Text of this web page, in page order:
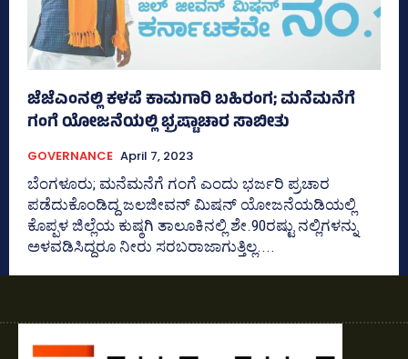
ಜೆಜೆಎಂನಲ್ಲಿ ಕಳಪೆ ಕಾಮಗಾರಿ ಬಹಿರಂಗ; ಮನೆಮನೆಗೆ
ಗಂಗೆ ಯೋಜನೆಯಲ್ಲಿ ಭ್ರಷ್ಟಾಚಾರ ಸಾಬೀತು
GOVERNANCE April 7, 2023
ಬೆಂಗಳೂರು; ಮನೆಮನೆಗೆ ಗಂಗೆ ಎಂದು ಭರ್ಜರಿ ಪ್ರಚಾರ
ಪಡೆದುಕೊಂಡಿದ್ದ ಜಲಜೀವನ್‌ ಮಿಷನ್‌ ಯೋಜನೆಯಡಿಯಲ್ಲಿ
ಕೊಪ್ಪಳ ಜಿಲ್ಲೆಯ ಕುಷ್ಠಗಿ ತಾಲೂಕಿನಲ್ಲಿ ಶೇ.90ರಷ್ಟು ನಲ್ಲಿಗಳನ್ನು
ಅಳವಡಿಸಿದ್ದರೂ ನೀರು ಸರಬರಾಜಾಗುತ್ತಿಲ್ಲ....